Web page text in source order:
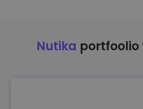
Nutika portfoolio